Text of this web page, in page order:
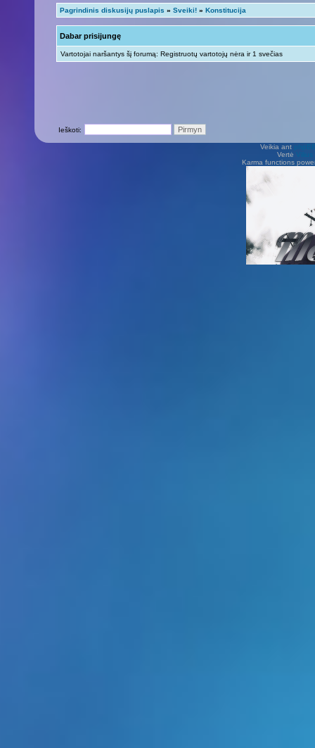
Pagrindinis diskusijų puslapis » Sveiki! » Konstitucija
Dabar prisijungę
Vartotojai naršantys šį forumą: Registruotų vartotojų nėra ir 1 svečias
Ieškoti:
Veikia ant
Vertė Vilius
Karma functions